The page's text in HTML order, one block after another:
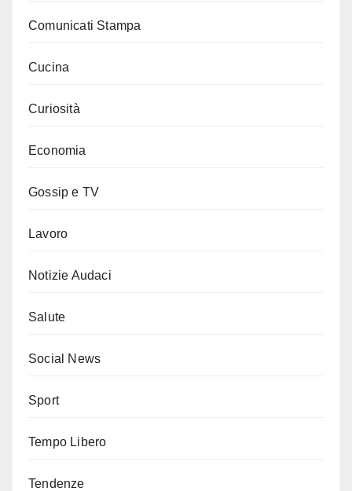
Comunicati Stampa
Cucina
Curiosità
Economia
Gossip e TV
Lavoro
Notizie Audaci
Salute
Social News
Sport
Tempo Libero
Tendenze